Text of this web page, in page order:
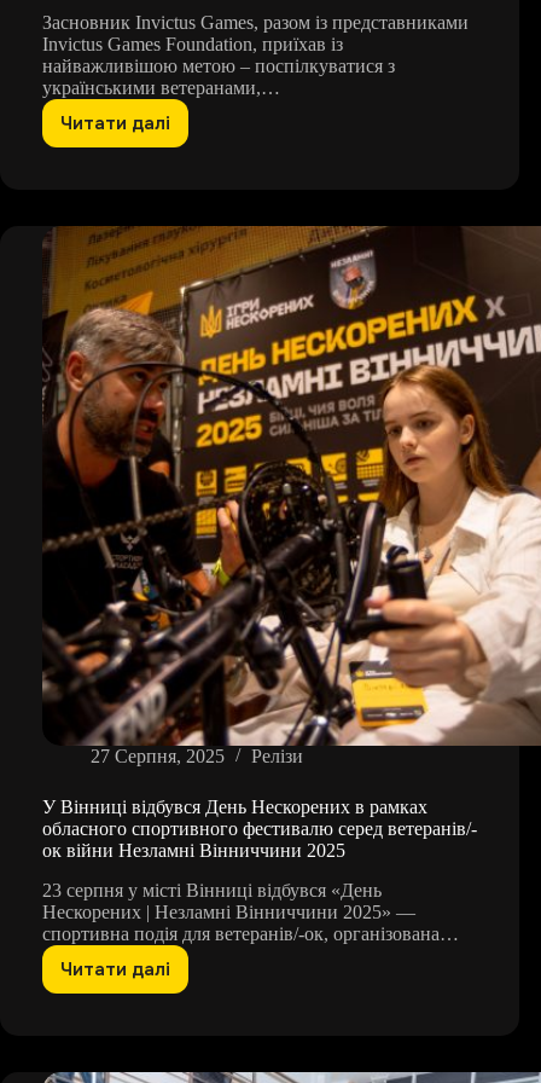
Засновник Invictus Games, разом із представниками
Invictus Games Foundation, приїхав із
найважливішою метою – поспілкуватися з
українськими ветеранами,…
Читати далі
Принц
Київ,
щоб
підтримати
українських
ветеранів
та
ветеранок
27 Серпня, 2025 Релізи
У Вінниці відбувся День Нескорених в рамках
обласного спортивного фестивалю серед ветеранів/-
ок війни Незламні Вінниччини 2025
23 серпня у місті Вінниці відбувся «День
Нескорених | Незламні Вінниччини 2025» —
спортивна подія для ветеранів/-ок, організована…
Читати далі
У
Нескорених